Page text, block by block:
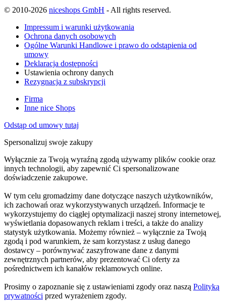
© 2010-2026 niceshops GmbH - All rights reserved.
Impressum i warunki użytkowania
Ochrona danych osobowych
Ogólne Warunki Handlowe i prawo do odstąpienia od
umowy
Deklaracja dostępności
Ustawienia ochrony danych
Rezygnacja z subskrypcji
Firma
Inne nice Shops
Odstąp od umowy tutaj
Spersonalizuj swoje zakupy
Wyłącznie za Twoją wyraźną zgodą używamy plików cookie oraz
innych technologii, aby zapewnić Ci spersonalizowane
doświadczenie zakupowe.
W tym celu gromadzimy dane dotyczące naszych użytkowników,
ich zachowań oraz wykorzystywanych urządzeń. Informacje te
wykorzystujemy do ciągłej optymalizacji naszej strony internetowej,
wyświetlania dopasowanych reklam i treści, a także do analizy
statystyk użytkowania. Możemy również – wyłącznie za Twoją
zgodą i pod warunkiem, że sam korzystasz z usług danego
dostawcy – porównywać zaszyfrowane dane z danymi
zewnętrznych partnerów, aby prezentować Ci oferty za
pośrednictwem ich kanałów reklamowych online.
Prosimy o zapoznanie się z ustawieniami zgody oraz naszą Polityką
prywatności przed wyrażeniem zgody.